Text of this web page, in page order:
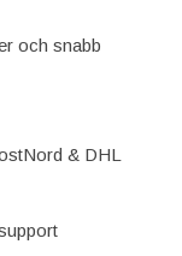
och snabb
& DHL